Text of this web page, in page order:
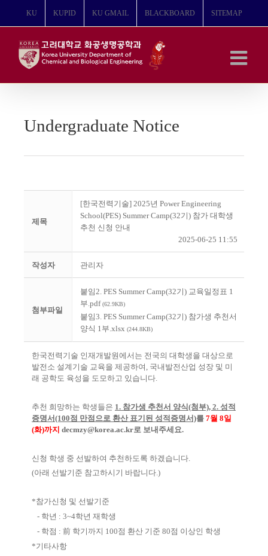
뛰
KU KUPID KU GMAIL BLACKBOARD SITEMAP
Undergraduate Notice
제목
[한국전력기술] 2025년 Power Engineering
School(PES) Summer Camp(32기) 참가 대학생
추천 신청 안내
2025-06-25 11:55
작성자 관리자
첨부파일
붙임2. PES Summer Camp(32기) 교육일정표 1
부.pdf(62.9KB)
붙임3. PES Summer Camp(32기) 참가생 추천서
양식 1부.xlsx (244.8KB)
한국전력기술 인재개발원에서는 전국의 대학생을 대상으로
발전소 설계기술 교육을 제공하여, 국내발전산업 성장 및 미
래 공학도 육성을 도모하고 있습니다.
추천 희망하는 학생들은 1. 참가생 추천서 양식(첨부), 2. 성적
증명서 (100점 만점으로 환산 표기된 성적증명서)를 7월 8일
(화)까지 decmzy@korea.ac.kr로 보내주세요.
신청 학생 중 선발하여 추천하도록 하겠습니다.
(아래 선발기준 참고하시기 바랍니다.)
*참가신청 및 선발기준
- 학년 : 3~4학년 재학생
- 학점 : 前 학기까지 100점 환산 기준 80점 이상인 학생
*기타사항